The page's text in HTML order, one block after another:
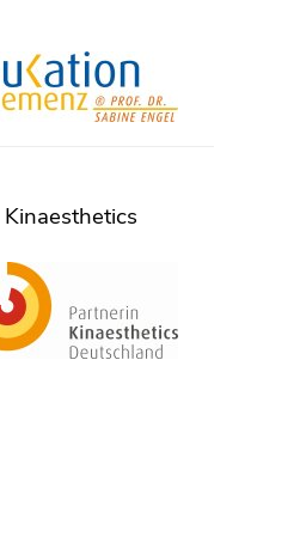
Kinaesthetics